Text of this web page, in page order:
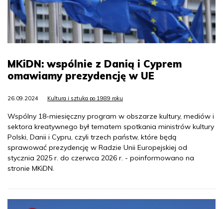
MKiDN: wspólnie z Danią i Cyprem
omawiamy prezydencję w UE
26.09.2024 Kultura i sztuka po 1989 roku
Wspólny 18-miesięczny program w obszarze kultury, mediów i
sektora kreatywnego był tematem spotkania ministrów kultury
Polski, Danii i Cypru, czyli trzech państw, które będą
sprawować prezydencję w Radzie Unii Europejskiej od
stycznia 2025 r. do czerwca 2026 r. - poinformowano na
stronie MKiDN.